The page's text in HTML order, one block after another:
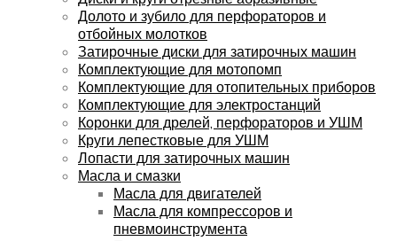
Долото и зубило для перфораторов и
отбойных молотков
Затирочные диски для затирочных машин
Комплектующие для мотопомп
Комплектующие для отопительных приборов
Комплектующие для электростанций
Коронки для дрелей, перфораторов и УШМ
Круги лепестковые для УШМ
Лопасти для затирочных машин
Масла и смазки
Масла для двигателей
Масла для компрессоров и
пневмоинструмента